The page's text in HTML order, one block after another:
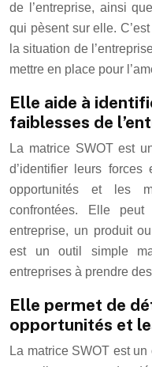
de l’entreprise, ainsi
qui pèsent sur elle.
la situation de
mettre en place pour
Elle aide à
faiblesses de
La matrice SWOT est
d’identifier leurs
opportunités et les
confrontées. Elle
entreprise, un produit
est un outil simple
entreprises à prendre
Elle permet de
opportunités et
La matrice SWOT est